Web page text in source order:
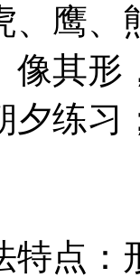
、鹰、
像其形
夕练习
点：